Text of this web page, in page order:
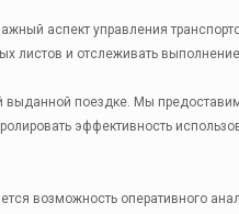
аспект управления
листов и отслеживать
поездке. Мы
эффективность
возможность оперативного